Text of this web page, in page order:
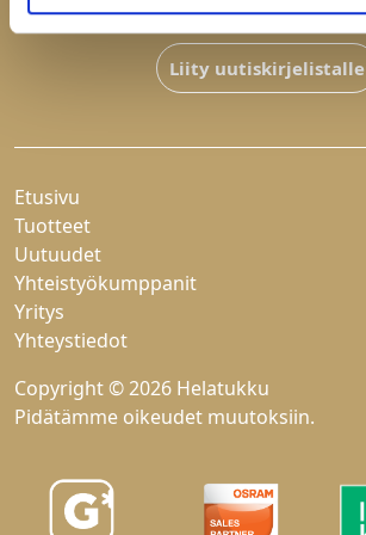
Liity uutiskirjelistalle
Etusivu
Tuotteet
Uutuudet
Yhteistyökumppanit
Yritys
Yhteystiedot
Copyright © 2026 Helatukku
Pidätämme oikeudet muutoksiin.